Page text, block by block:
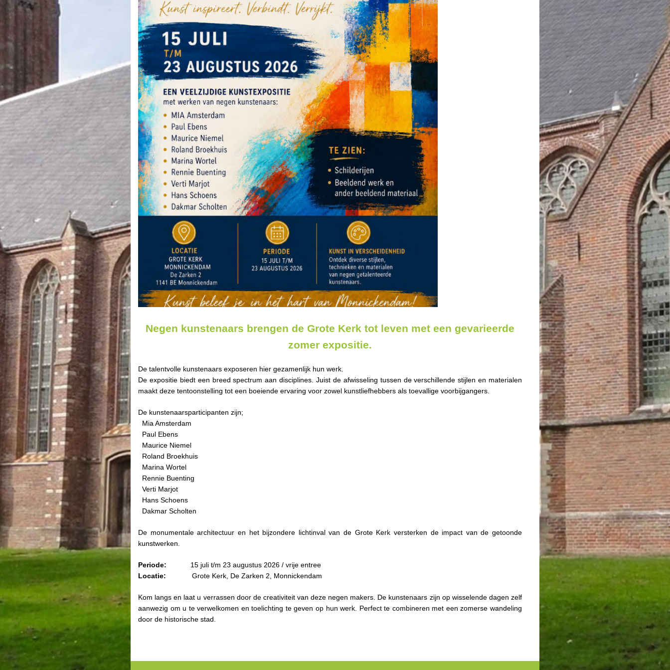
Negen kunstenaars brengen de Grote Kerk tot leven met een gevarieerde
zomer expositie.
De talentvolle kunstenaars exposeren hier gezamenlijk hun werk.
De expositie biedt een breed spectrum aan disciplines. Juist de afwisseling tussen de verschillende stijlen en materialen
maakt deze tentoonstelling tot een boeiende ervaring voor zowel kunstliefhebbers als toevallige voorbijgangers.
De kunstenaarsparticipanten zijn;
Mia Amsterdam
Paul Ebens
Maurice Niemel
Roland Broekhuis
Marina Wortel
Rennie Buenting
Verti Marjot
Hans Schoens
Dakmar Scholten
De monumentale architectuur en het bijzondere lichtinval van de Grote Kerk versterken de impact van de getoonde
kunstwerken.
Periode: 15 juli t/m 23 augustus 2026 / vrije entree
Locatie: Grote Kerk, De Zarken 2, Monnickendam
Kom langs en laat u verrassen door de creativiteit van deze negen makers. De kunstenaars zijn op wisselende dagen zelf
aanwezig om u te verwelkomen en toelichting te geven op hun werk. Perfect te combineren met een zomerse wandeling
door de historische stad.